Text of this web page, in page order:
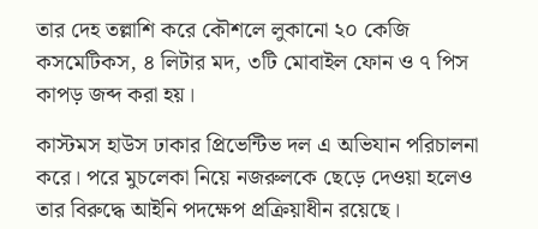
তার দেহ তল্লাশি করে কৌশলে লুকানো ২০ কেজি
কসমেটিকস, ৪ লিটার মদ, ৩টি মোবাইল ফোন ও ৭ পিস
কাপড় জব্দ করা হয়।
কাস্টমস হাউস ঢাকার প্রিভেন্টিভ দল এ অভিযান পরিচালনা
করে। পরে মুচলেকা নিয়ে নজরুলকে ছেড়ে দেওয়া হলেও
তার বিরুদ্ধে আইনি পদক্ষেপ প্রক্রিয়াধীন রয়েছে।